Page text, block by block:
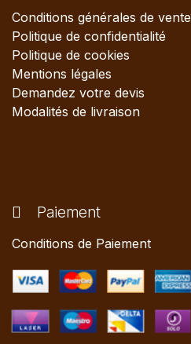
Conditions générales de vente
Politique de confidentialité
Politique de cookies
Mentions légales
Demandez votre devis
Modalités de livraison
Paiement
Conditions de Paiement